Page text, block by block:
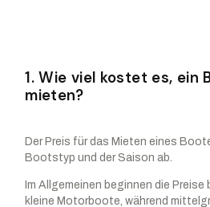
1. Wie viel kostet es, ein
mieten?
Der Preis für das Mieten eines
Bootstyp und der Saison ab.
Im Allgemeinen beginnen die
kleine Motorboote, während